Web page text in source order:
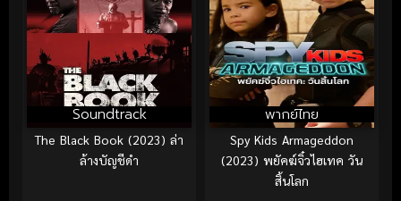
Soundtrack
The Black Book (2023) ล่า
ล้างบัญชีดำ
พากย์ไทย
Spy Kids Armageddon
(2023) พยัคฆ์จิ๋วไฮเทค วัน
สิ้นโลก